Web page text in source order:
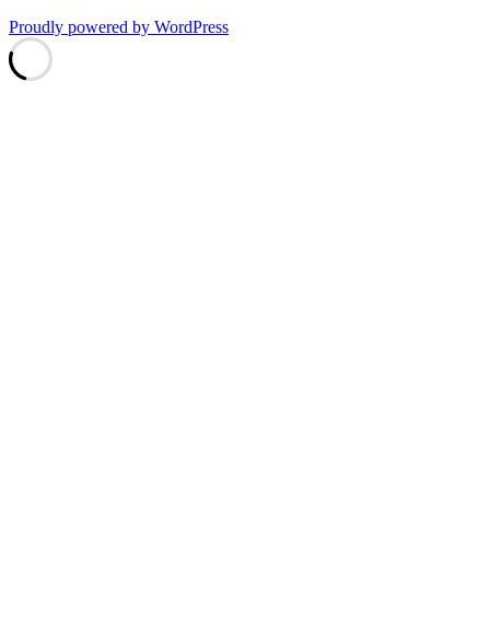
Proudly powered by WordPress